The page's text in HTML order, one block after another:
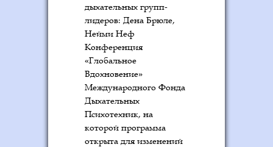
дыхательных групп-
лидеров: Дена Брюле,
Нейми Неф
Конференция
«Глобальное
Вдохновение»
Международного Фонда
Дыхательных
Психотехник, на
которой программа
открыта для изменений